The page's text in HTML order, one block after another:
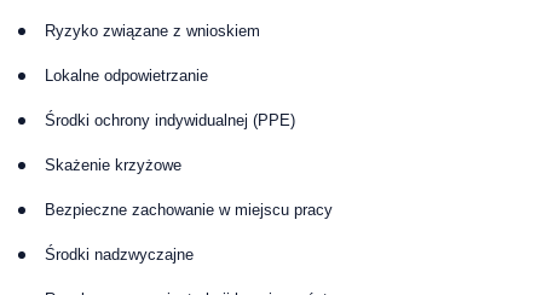
Ryzyko związane z wnioskiem
Lokalne odpowietrzanie
Środki ochrony indywidualnej (PPE)
Skażenie krzyżowe
Bezpieczne zachowanie w miejscu pracy
Środki nadzwyczajne